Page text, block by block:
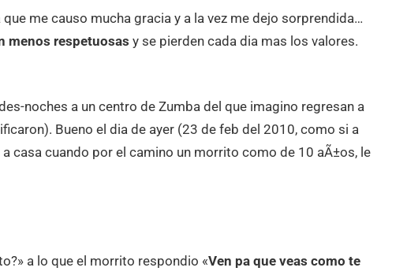
me causo mucha gracia y a la vez me dejo sorprendida…
menos respetuosas y se pierden cada dia mas los valores.
noches a un centro de Zumba del que imagino regresan a
Bueno el dia de ayer (23 de feb del 2010, como si a
casa cuando por el camino un morrito como de 10 aÃ±os, le
a lo que el morrito respondio «Ven pa que veas como te